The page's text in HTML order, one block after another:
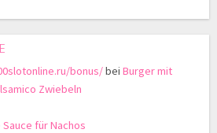
bonus/bei Burger mit
Zwiebeln
Sauce für Nachos